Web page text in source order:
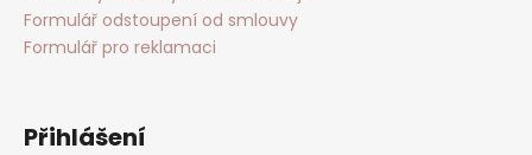
Formulář odstoupení od smlouvy
Formulář pro reklamaci
Přihlášení